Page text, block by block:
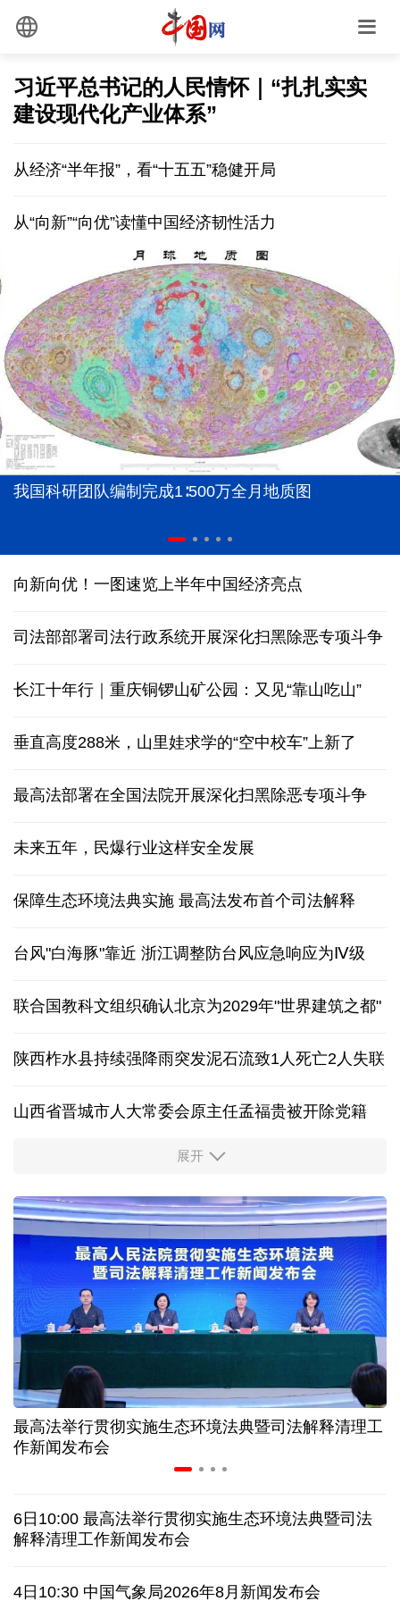
习近平总书记的人民情怀｜“扎扎实实
建设现代化产业体系”
从经济“半年报”，看“十五五”稳健开局
从“向新”“向优”读懂中国经济韧性活力
我国科研团队编制完成1∶500万全月地质图
向新向优！一图速览上半年中国经济亮点
司法部部署司法行政系统开展深化扫黑除恶专项斗争
长江十年行｜重庆铜锣山矿公园：又见“靠山吃山”
垂直高度288米，山里娃求学的“空中校车”上新了
最高法部署在全国法院开展深化扫黑除恶专项斗争
未来五年，民爆行业这样安全发展
保障生态环境法典实施 最高法发布首个司法解释
台风"白海豚"靠近 浙江调整防台风应急响应为Ⅳ级
联合国教科文组织确认北京为2029年"世界建筑之都"
陕西柞水县持续强降雨突发泥石流致1人死亡2人失联
山西省晋城市人大常委会原主任孟福贵被开除党籍
中国多地出台带薪休假新政 释放消费潜力
入境游火热 前7月北京离境退税各项数据均创新高
我国自阿根廷进口的牛肉已达到规定数量的50%
上半年我国黄金消费量511.412吨，同比增长1.23%
AI客服承诺不实、人工客服接入困难 中消协回应
数据有了“身份证” 我国正稳步推进数据产权登记
白宫否认特朗普与赫格塞思因弹药库存短缺发生争执
美媒称美国增派人手 在古巴加大力度开展情报活动
展开
最高法举行贯彻实施生态环境法典暨司法解释清理工
作新闻发布会
6日10:00 最高法举行贯彻实施生态环境法典暨司法
解释清理工作新闻发布会
4日10:30 中国气象局2026年8月新闻发布会